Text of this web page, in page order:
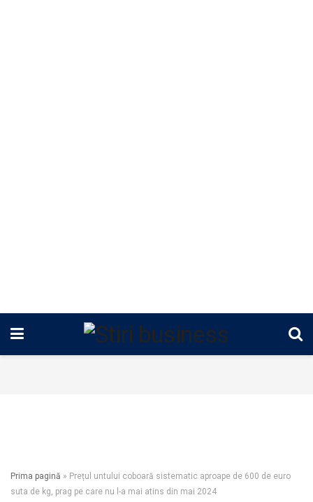
Prima pagină » Prețul untului coboară sistematic aproape de 600 de euro
suta de kg, prag pe care nu l-a mai atins din mai 2024